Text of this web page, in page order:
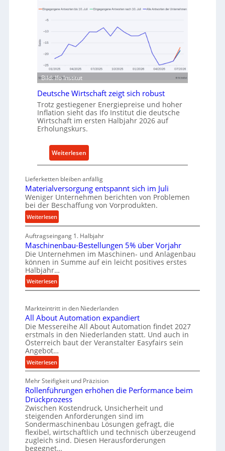
v
I
u
s
t
r
i
e
-
E
r
s
a
t
z
t
i
l
e
n
n
h
d
ü
r
n
a
c
h
a
l
t
i
g
e
W
k
z
e
a
u
r
o
e
s
s
Bild: Ifo Institut
Deutsche Wirtschaft zeigt sich robust
Trotz gestiegener Energiepreise und hoher
Inflation sieht das Ifo Institut die deutsche
Wirtschaft im ersten Halbjahr 2026 auf
Erholungskurs.
Weiterlesen:
D
u
t
s
h
e
W
s
h
a
f
t
i
g
t
s
i
c
h
Lieferketten bleiben anfällig
Materialversorgung entspannt sich im Juli
Weniger Unternehmen berichten von Problemen
bei der Beschaffung von Vorprodukten.
Weiterlesen:
M
a
t
e
r
i
a
l
e
r
s
o
g
u
n
g
e
n
t
s
p
a
Auftragseingang 1. Halbjahr
Maschinenbau-Bestellungen 5% über Vorjahr
Die Unternehmen im Maschinen- und Anlagenbau
können in Summe auf ein leicht positives erstes
Halbjahr…
Weiterlesen:
M
s
c
h
i
n
e
n
a
u
B
e
s
t
Markteintritt in den Niederlanden
All About Automation expandiert
Die Messereihe All About Automation findet 2027
erstmals in den Niederlanden statt. Und auch in
Österreich baut der Veranstalter Easyfairs sein
Angebot…
Weiterlesen:
A
l
l
A
b
o
u
t
A
Mehr Steifigkeit und Präzision
Rollenführungen erhöhen die Performance beim
Drückprozess
Zwischen Kostendruck, Unsicherheit und
steigenden Anforderungen sind im
Sondermaschinenbau Lösungen gefragt, die
flexibel, wirtschaftlich und technisch überzeugend
zugleich sind. Diesen Herausforderungen
begegnet…